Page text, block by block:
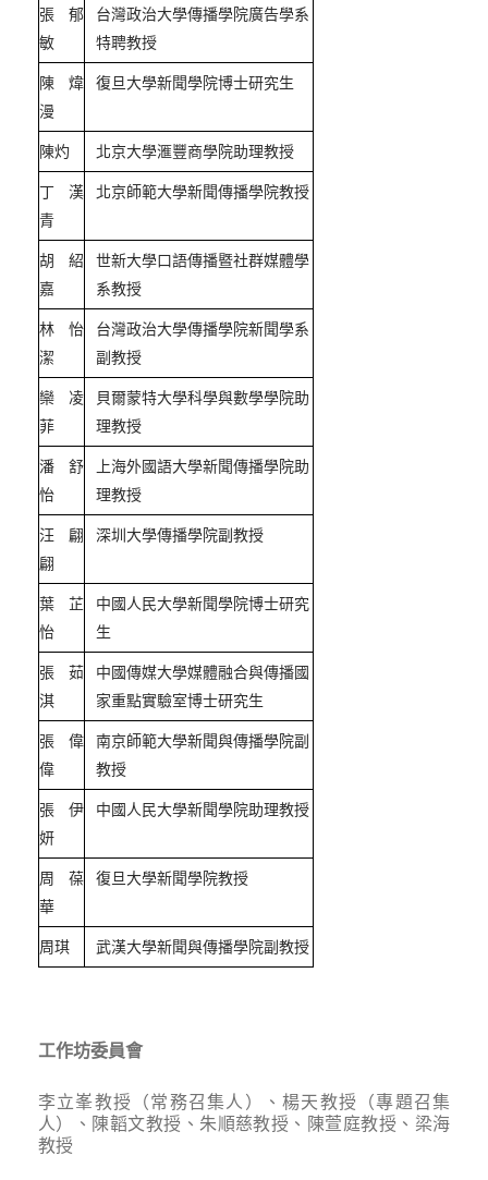
張郁
敏
台灣政治大學傳播學院廣告學系
特聘教授
陳煒
漫
復旦大學新聞學院博士研究生
陳灼 北京大學滙豐商學院助理教授
丁漢
青
北京師範大學新聞傳播學院教授
胡紹
嘉
世新大學口語傳播暨社群媒體學
系教授
林怡
潔
台灣政治大學傳播學院新聞學系
副教授
欒凌
菲
貝爾蒙特大學科學與數學學院助
理教授
潘舒
怡
上海外國語大學新聞傳播學院助
理教授
汪翩
翩
深圳大學傳播學院副教授
葉芷
怡
中國人民大學新聞學院博士研究
生
張茹
淇
中國傳媒大學媒體融合與傳播國
家重點實驗室博士研究生
張偉
偉
南京師範大學新聞與傳播學院副
教授
張伊
妍
中國人民大學新聞學院助理教授
周葆
華
復旦大學新聞學院教授
周琪 武漢大學新聞與傳播學院副教授
工作坊委員會
李立峯教授（常務召集人）、楊天教授（專題召集
人）、陳韜文教授、朱順慈教授、陳萱庭教授、梁海
教授